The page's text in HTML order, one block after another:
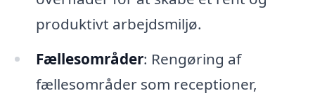
produktivt arbejdsmiljø.
Fællesområder: Rengøring af
fællesområder som receptioner,